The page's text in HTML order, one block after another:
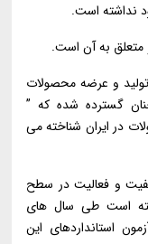
نداشته است.
متعلق به آن است.
تولید و عرضه محصولات
گسترده شده که ”
در ایران شناخته می
و فعالیت در سطح
است طی سال های
استانداردهای این